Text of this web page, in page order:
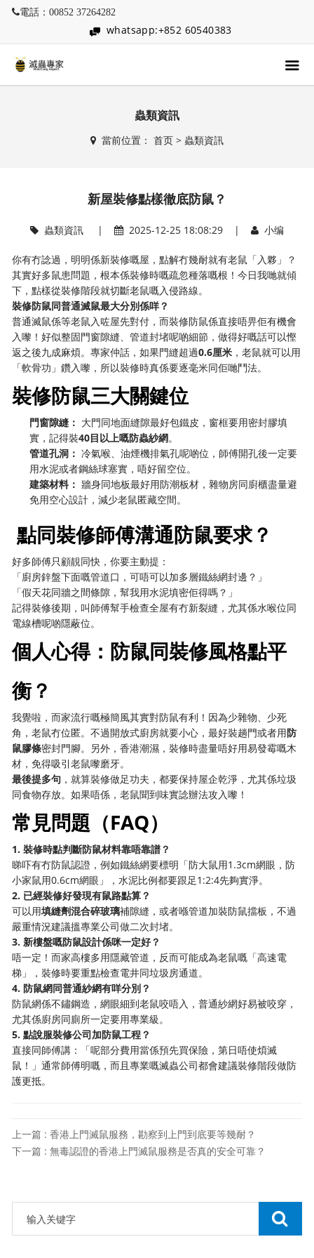
電話：00852 37264282
whatsapp:+852 60540383
蟲類資訊
當前位置： 首页> 蟲類資訊
新屋裝修點樣徹底防鼠？
蟲類資訊| 2025-12-25 18:08:29 | 小编
你有冇諗過，明明係新裝修嘅屋，點解冇幾耐就有老鼠「入夥」？
其實好多鼠患問題，根本係裝修時嘅疏忽種落嘅根！今日我哋就傾
下，點樣從裝修階段就切斷老鼠嘅入侵路線。
裝修防鼠同普通滅鼠最大分別係咩？
普通滅鼠係等老鼠入咗屋先對付，而裝修防鼠係直接唔畀佢有機會
入嚟！好似整固門窗隙縫、管道封堵呢啲細節，做得好嘅話可以慳
返之後九成麻煩。專家仲話，如果門縫超過0.6厘米 ，老鼠就可以用
「軟骨功」鑽入嚟，所以裝修時真係要逐毫米同佢哋鬥法。
裝修防鼠三大關鍵位
門窗隙縫： ​ 大門同地面縫隙最好包鐵皮，窗框要用密封膠填
實，記得裝40目以上嘅防蟲紗網。
管道孔洞： ​ 冷氣喉、油煙機排氣孔呢啲位，師傅開孔後一定要
用水泥或者鋼絲球塞實，唔好留空位。
建築材料： ​ 牆身同地板最好用防潮板材，雜物房同廚櫃盡量避
免用空心設計，減少老鼠匿藏空間。
️ 點同裝修師傅溝通防鼠要求？
好多師傅只顧靚同快，你要主動提：
「廚房鋅盤下面嘅管道口，可唔可以加多層鐵絲網封邊？」
「假天花同牆之間條隙，幫我用水泥填密佢得嗎？」
記得裝修後期，叫師傅幫手檢查全屋有冇新裂縫，尤其係水喉位同
電線槽呢啲隱蔽位。
個人心得：防鼠同裝修風格點平
衡？
我覺啦，而家流行嘅極簡風其實對防鼠有利！因為少雜物、少死
角，老鼠冇位匿。不過開放式廚房就要小心，最好裝趟門或者用防
鼠膠條密封門腳。另外，香港潮濕，裝修時盡量唔好用易發霉嘅木
材，免得吸引老鼠嚟磨牙。
最後提多句 ，就算裝修做足功夫，都要保持屋企乾淨，尤其係垃圾
同食物存放。如果唔係，老鼠聞到味實諗辦法攻入嚟！
常見問題（FAQ）
1. 裝修時點判斷防鼠材料靠唔靠譜？
睇吓有冇防鼠認證，例如鐵絲網要標明「防大鼠用1.3cm網眼，防
小家鼠用0.6cm網眼」，水泥比例都要跟足1:2:4先夠實淨。
2. 已經裝修好發現有鼠路點算？
可以用填縫劑混合碎玻璃補隙縫，或者喺管道加裝防鼠擋板，不過
嚴重情況建議搵專業公司做二次封堵。
3. 新樓盤嘅防鼠設計係咪一定好？
唔一定！而家高樓多用隱藏管道，反而可能成為老鼠嘅「高速電
梯」，裝修時要重點檢查電井同垃圾房通道。
4. 防鼠網同普通紗網有咩分別？
防鼠網係不鏽鋼造，網眼細到老鼠咬唔入，普通紗網好易被咬穿，
尤其係廚房同廁所一定要用專業級。
5. 點說服裝修公司加防鼠工程？
直接同師傅講：「呢部分費用當係預先買保險，第日唔使煩滅
鼠！」通常師傅明嘅，而且專業嘅滅蟲公司都會建議裝修階段做防
護更抵。
上一篇 : 香港上門滅鼠服務，勘察到上門到底要等幾耐？
下一篇 : 無毒認證的香港上門滅鼠服務是否真的安全可靠？